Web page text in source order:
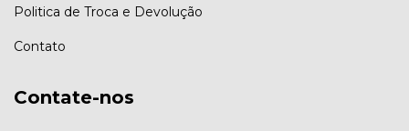
Politica de Troca e Devolução
Contato
Contate-nos